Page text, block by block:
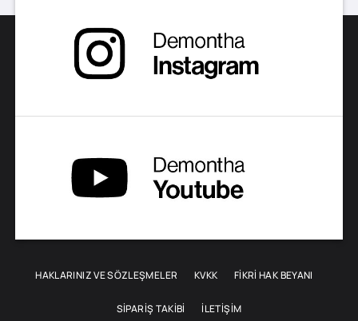
HAKLARINIZ VE SÖZLEŞMELER KVKK FİKRİ HAK BEYANI
SIPARIŞ TAKIBI İLETIŞIM